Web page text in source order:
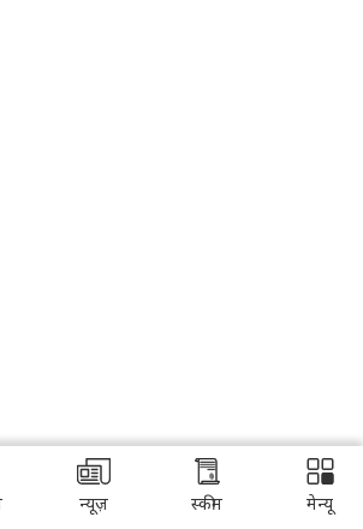
न्यूज़ स्कीम मेन्यू